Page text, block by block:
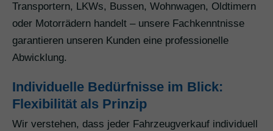
Transportern, LKWs, Bussen, Wohnwagen, Oldtimern
oder Motorrädern handelt – unsere Fachkenntnisse
garantieren unseren Kunden eine professionelle
Abwicklung.
Individuelle Bedürfnisse im Blick:
Flexibilität als Prinzip
Wir verstehen, dass jeder Fahrzeugverkauf individuell